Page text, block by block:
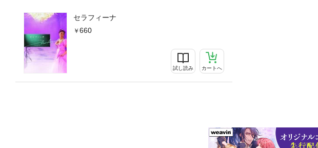
セラフィーナ
660
試し読み カートへ